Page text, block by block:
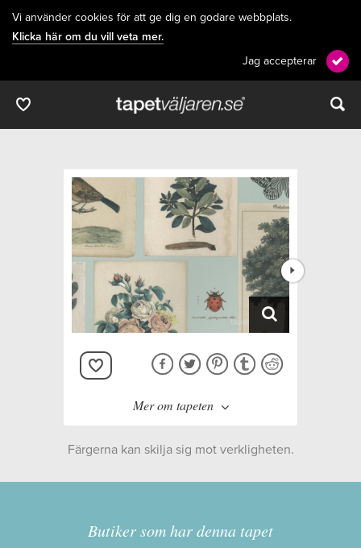
Vi använder cookies för att ge dig en godare webbplats.
Klicka här om du vill veta mer.
Jag accepterar
Mer om tapeten
Färgerna kan skilja sig mot verkligheten.
Butiker som har denna tapet